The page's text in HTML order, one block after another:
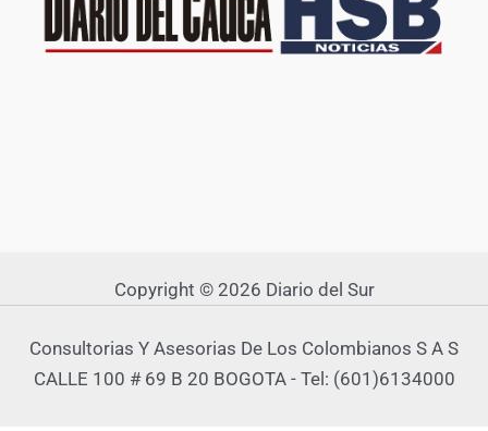
Copyright © 2026 Diario del Sur
Consultorias Y Asesorias De Los Colombianos S A S
CALLE 100 # 69 B 20 BOGOTA - Tel: (601)6134000